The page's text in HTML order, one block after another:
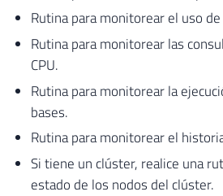
Rutina para monitorear el uso de
Rutina para monitorear las
CPU.
Rutina para monitorear la
bases.
Rutina para monitorear el
Si tiene un clúster, realice una
estado de los nodos del clúster.